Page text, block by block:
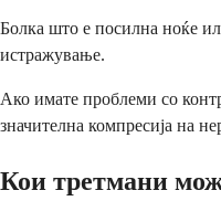
Болка што е посилна ноќе
истражување.
Ако имате проблеми со
значителна компресија на
Кои третмани